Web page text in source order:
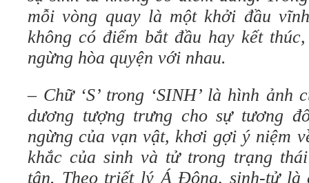
mỗi vòng quay là một khởi đầu
không có điểm bắt đầu hay kết
ngừng hòa quyện với nhau.
– Chữ ‘S’ trong ‘SINH’ là hình ảnh
dương tượng trưng cho sự tương
ngừng của vạn vật, khơi gợi ý niệm
khắc của sinh và tử trong trạng
tận. Theo triết lý Á Đông, sinh-tử là